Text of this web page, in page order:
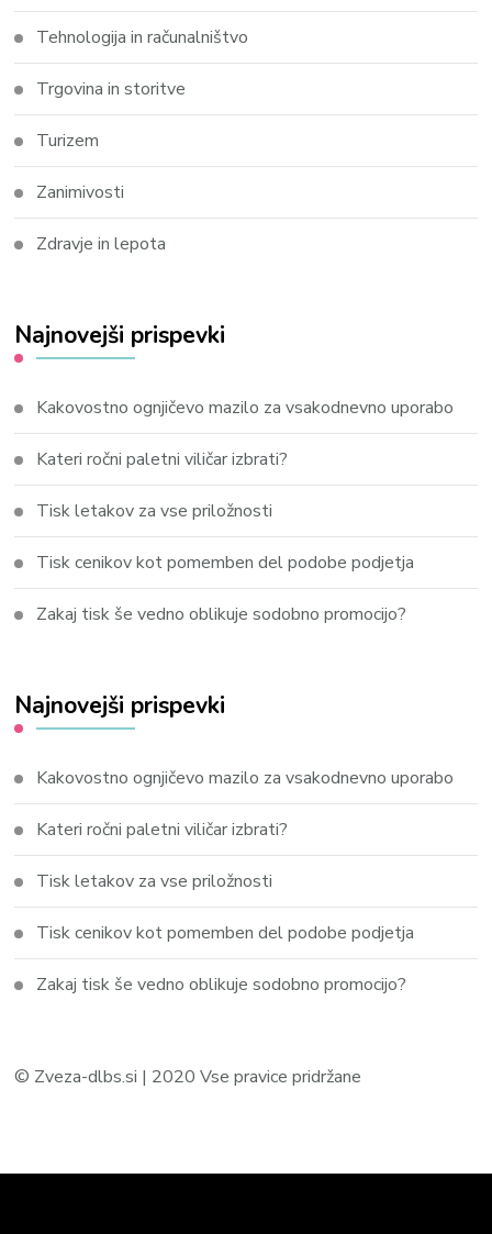
Tehnologija in računalništvo
Trgovina in storitve
Turizem
Zanimivosti
Zdravje in lepota
Najnovejši prispevki
Kakovostno ognjičevo mazilo za vsakodnevno uporabo
Kateri ročni paletni viličar izbrati?
Tisk letakov za vse priložnosti
Tisk cenikov kot pomemben del podobe podjetja
Zakaj tisk še vedno oblikuje sodobno promocijo?
Najnovejši prispevki
Kakovostno ognjičevo mazilo za vsakodnevno uporabo
Kateri ročni paletni viličar izbrati?
Tisk letakov za vse priložnosti
Tisk cenikov kot pomemben del podobe podjetja
Zakaj tisk še vedno oblikuje sodobno promocijo?
© Zveza-dlbs.si | 2020 Vse pravice pridržane